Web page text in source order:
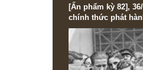
[Ấn phẩm kỳ
chính thức phát